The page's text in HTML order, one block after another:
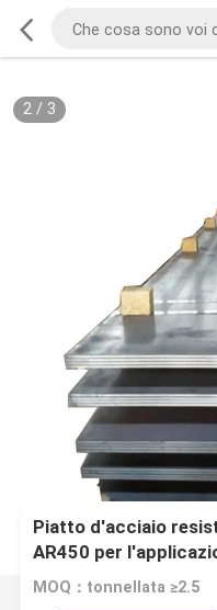
2/ 3
Piatto d'acciaio
AR450 per
MOQ：tonnellata ≥2.5